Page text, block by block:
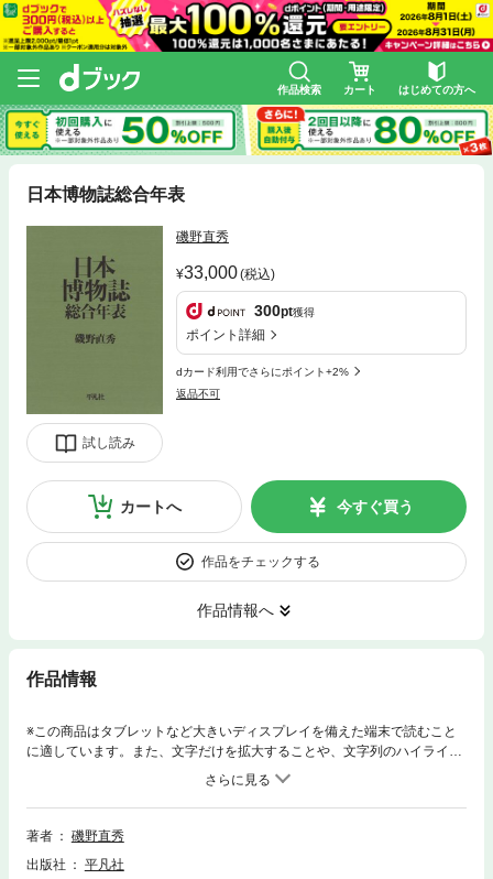
作品検索 カート はじめての方へ
日本博物誌総合年表
試し読み
磯野直秀
33,000(税込)
300pt獲得
ポイント詳細
dカード利用でさらにポイント+2%
返品不可
カートへ 今すぐ買う
作品をチェックする
作品情報へ
作品情報
※この商品はタブレットなど大きいディスプレイを備えた端末で読むこと
に適しています。また、文字だけを拡大することや、文字列のハイライ
ト、検索、辞書の参照、引用などの機能が使用できません。 30年にわた
って膨大な和古書を綿密に調べ上げ、古代から幕末までの日本人と動植鉱
物の豊かな関わりを明らかにした日本博物学史の金字塔。動植物名初見リ
ストなど付録も充実。
著者
磯野直秀
出版社
平凡社